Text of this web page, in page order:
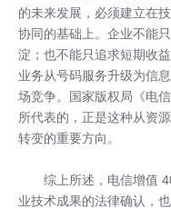
的未来发展，必须建立在
协同的基础上。企业不能
淀；也不能只追求短期收
业务从号码服务升级为信
场竞争。国家版权局《电
所代表的，正是这种从资
转变的重要方向。
综上所述，电信增值
业技术成果的法律确认，